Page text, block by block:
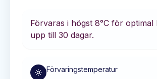
Förvaras i högst 8°C för optimal
upp till 30 dagar.
Förvaringstemperatur